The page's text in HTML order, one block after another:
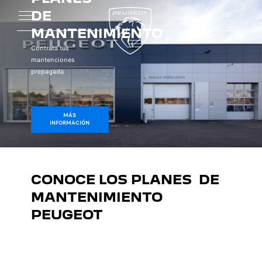
DE
MANTENIMIENTO
Contrata tus
mantenciones
prepagada
MÁS
INFORMACIÓN
CONOCE LOS PLANES DE
MANTENIMIENTO
PEUGEOT